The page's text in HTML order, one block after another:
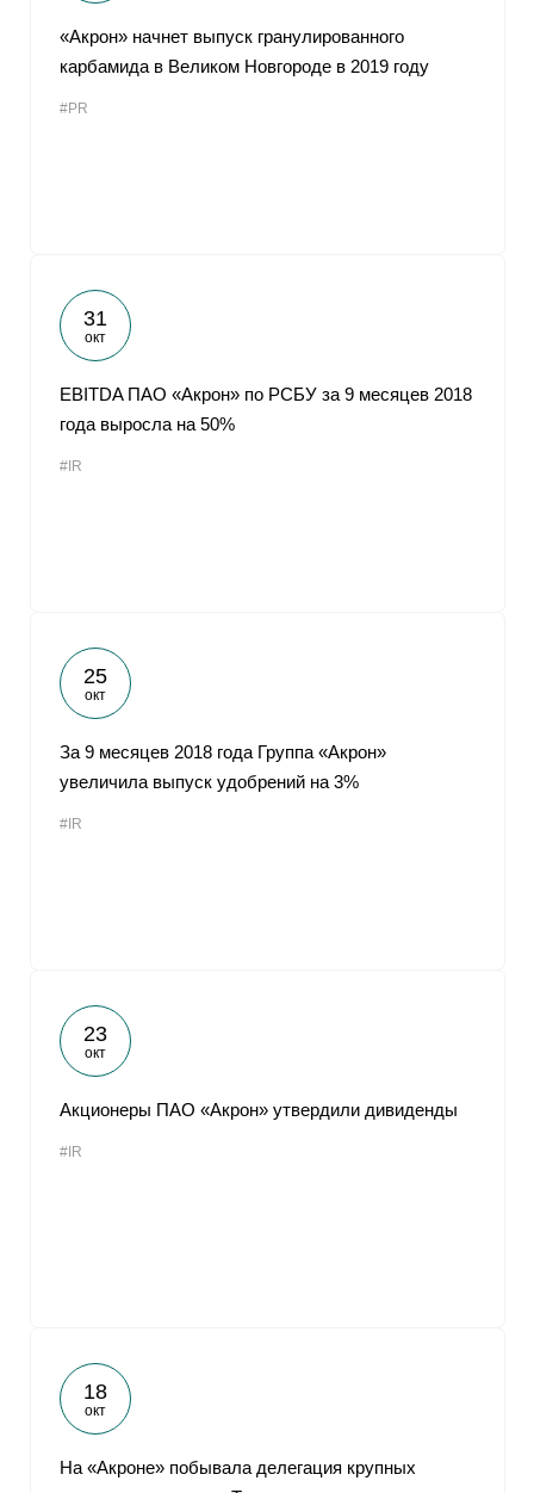
«Акрон» начнет выпуск гранулированного
карбамида в Великом Новгороде в 2019 году
#PR
31
окт
EBITDA ПАО «Акрон» по РСБУ за 9 месяцев 2018
года выросла на 50%
#IR
25
окт
За 9 месяцев 2018 года Группа «Акрон»
увеличила выпуск удобрений на 3%
#IR
23
окт
Акционеры ПАО «Акрон» утвердили дивиденды
#IR
18
окт
На «Акроне» побывала делегация крупных